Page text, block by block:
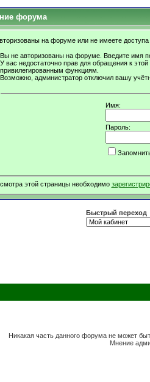
форума
на форуме или не имеете доступа
Вы не авторизованы на форуме. Введите имя
У вас недостаточно прав для обращения к
привилегированным функциям.
Возможно, администратор отключил вашу
Имя:
Пароль:
этой страницы необходимо
Быстрый переход
Никакая часть данного форума не может
Мнение